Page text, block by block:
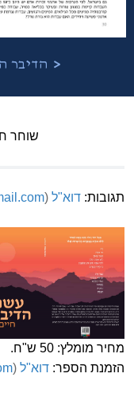
< הדיבר
שוחר
תגובות: דוא"ל (
מחיר מומלץ: 50 ש"ח.
הזמנת הספר: דוא"ל (